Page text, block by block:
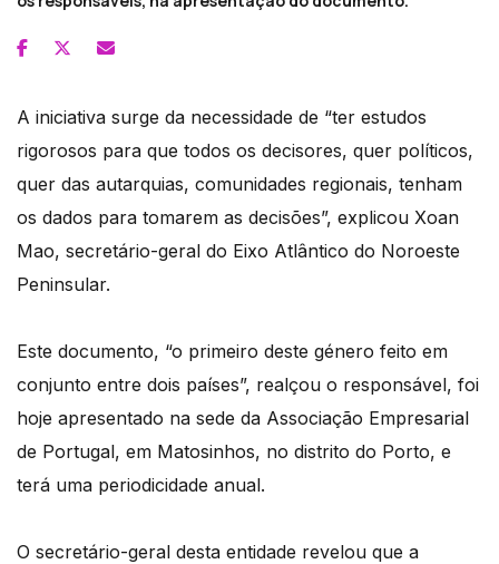
A iniciativa surge da necessidade de “ter estudos
rigorosos para que todos os decisores, quer políticos,
quer das autarquias, comunidades regionais, tenham
os dados para tomarem as decisões”, explicou Xoan
Mao, secretário-geral do Eixo Atlântico do Noroeste
Peninsular.
Este documento, “o primeiro deste género feito em
conjunto entre dois países”, realçou o responsável, foi
hoje apresentado na sede da Associação Empresarial
de Portugal, em Matosinhos, no distrito do Porto, e
terá uma periodicidade anual.
O secretário-geral desta entidade revelou que a